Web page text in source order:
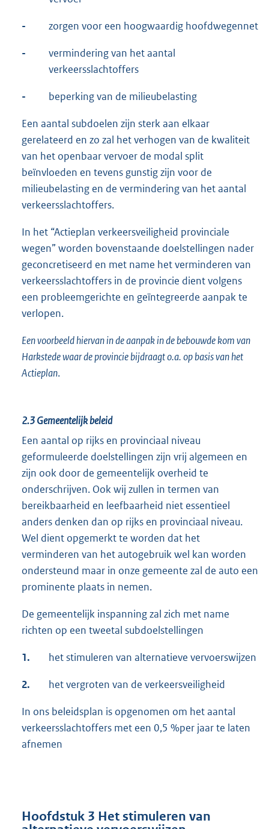
- zorgen voor een hoogwaardig hoofdwegennet
-
vermindering van het aantal
verkeersslachtoffers
- beperking van de milieubelasting
Een aantal subdoelen zijn sterk aan elkaar
gerelateerd en zo zal het verhogen van de kwaliteit
van het openbaar vervoer de modal split
beïnvloeden en tevens gunstig zijn voor de
milieubelasting en de vermindering van het aantal
verkeersslachtoffers.
In het “Actieplan verkeersveiligheid provinciale
wegen” worden bovenstaande doelstellingen nader
geconcretiseerd en met name het verminderen van
verkeersslachtoffers in de provincie dient volgens
een probleemgerichte en geïntegreerde aanpak te
verlopen.
Een voorbeeld hiervan in de aanpak in de bebouwde kom van
Harkstede waar de provincie bijdraagt o.a. op basis van het
Actieplan.
2.3 Gemeentelijk beleid
Een aantal op rijks en provinciaal niveau
geformuleerde doelstellingen zijn vrij algemeen en
zijn ook door de gemeentelijk overheid te
onderschrijven. Ook wij zullen in termen van
bereikbaarheid en leefbaarheid niet essentieel
anders denken dan op rijks en provinciaal niveau.
Wel dient opgemerkt te worden dat het
verminderen van het autogebruik wel kan worden
ondersteund maar in onze gemeente zal de auto een
prominente plaats in nemen.
De gemeentelijk inspanning zal zich met name
richten op een tweetal subdoelstellingen
1. het stimuleren van alternatieve vervoerswijzen
2. het vergroten van de verkeersveiligheid
In ons beleidsplan is opgenomen om het aantal
verkeersslachtoffers met een 0,5 %per jaar te laten
afnemen
Hoofdstuk 3 Het stimuleren van